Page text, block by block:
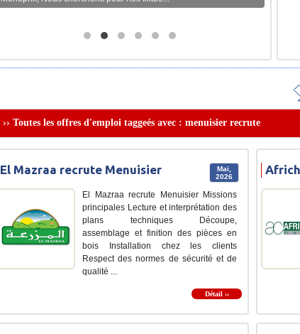
›› Toutes les offres d'emploi taggeés avec : menuisier recrute
Mai,
2026
El Mazraa recrute Menuisier
El Mazraa recrute Menuisier Missions
principales Lecture et interprétation des
plans techniques Découpe,
assemblage et finition des pièces en
bois Installation chez les clients
Respect des normes de sécurité et de
qualité ...
Détail ››